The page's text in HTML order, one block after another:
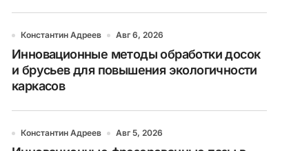
Константин Адреев Авг 6, 2026
Инновационные методы обработки досок
и брусьев для повышения экологичности
каркасов
Константин Адреев Авг 5, 2026